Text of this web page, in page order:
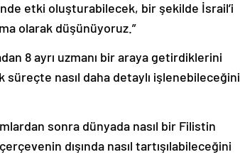
etki oluşturabilecek, bir şekilde İsrail’i
olarak düşünüyoruz.”
8 ayrı uzmanı bir araya getirdiklerini
nasıl daha detaylı işlenebileceğini
sonra dünyada nasıl bir Filistin
dışında nasıl tartışılabileceğini